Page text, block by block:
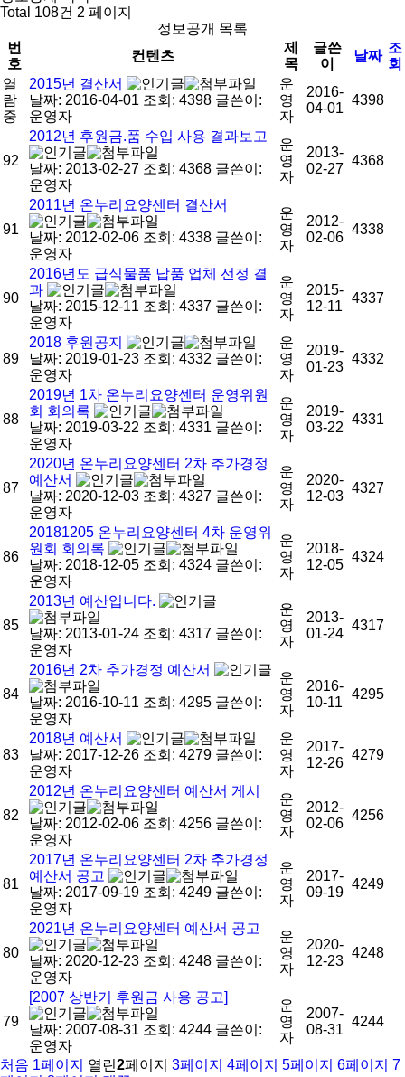
Total 108건 2 페이지
정보공개 목록
번
호
컨텐츠
제
목
글쓴
이
날짜
조
회
열
람
중
2015년 결산서
날짜: 2016-04-01 조회: 4398 글쓴이:
운영자
운
영
자
2016-
04-01
4398
92
2012년 후원금.품 수입 사용 결과보고
날짜: 2013-02-27 조회: 4368 글쓴이:
운영자
운
영
자
2013-
02-27
4368
91
2011년 온누리요양센터 결산서
날짜: 2012-02-06 조회: 4338 글쓴이:
운영자
운
영
자
2012-
02-06
4338
90
2016년도 급식물품 납품 업체 선정 결
과
날짜: 2015-12-11 조회: 4337 글쓴이:
운영자
운
영
자
2015-
12-11
4337
89
2018 후원공지
날짜: 2019-01-23 조회: 4332 글쓴이:
운영자
운
영
자
2019-
01-23
4332
88
2019년 1차 온누리요양센터 운영위원
회 회의록
날짜: 2019-03-22 조회: 4331 글쓴이:
운영자
운
영
자
2019-
03-22
4331
87
2020년 온누리요양센터 2차 추가경정
예산서
날짜: 2020-12-03 조회: 4327 글쓴이:
운영자
운
영
자
2020-
12-03
4327
86
20181205 온누리요양센터 4차 운영위
원회 회의록
날짜: 2018-12-05 조회: 4324 글쓴이:
운영자
운
영
자
2018-
12-05
4324
85
2013년 예산입니다.
날짜: 2013-01-24 조회: 4317 글쓴이:
운영자
운
영
자
2013-
01-24
4317
84
2016년 2차 추가경정 예산서
날짜: 2016-10-11 조회: 4295 글쓴이:
운영자
운
영
자
2016-
10-11
4295
83
2018년 예산서
날짜: 2017-12-26 조회: 4279 글쓴이:
운영자
운
영
자
2017-
12-26
4279
82
2012년 온누리요양센터 예산서 게시
날짜: 2012-02-06 조회: 4256 글쓴이:
운영자
운
영
자
2012-
02-06
4256
81
2017년 온누리요양센터 2차 추가경정
예산서 공고
날짜: 2017-09-19 조회: 4249 글쓴이:
운영자
운
영
자
2017-
09-19
4249
80
2021년 온누리요양센터 예산서 공고
날짜: 2020-12-23 조회: 4248 글쓴이:
운영자
운
영
자
2020-
12-23
4248
79
[2007 상반기 후원금 사용 공고]
날짜: 2007-08-31 조회: 4244 글쓴이:
운영자
운
영
자
2007-
08-31
4244
처음 1페이지 열린2페이지 3페이지 4페이지 5페이지 6페이지 7